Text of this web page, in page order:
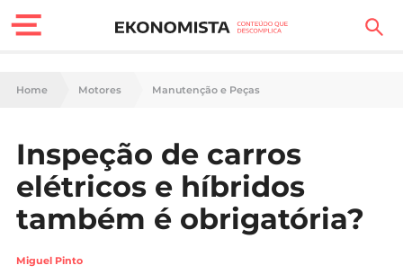
Finanças Pessoais
Carreira
Casa
Lifestyle
Home Motores Manutenção e Peças
Inspeção de carros
elétricos e híbridos
também é obrigatória?
Miguel Pinto